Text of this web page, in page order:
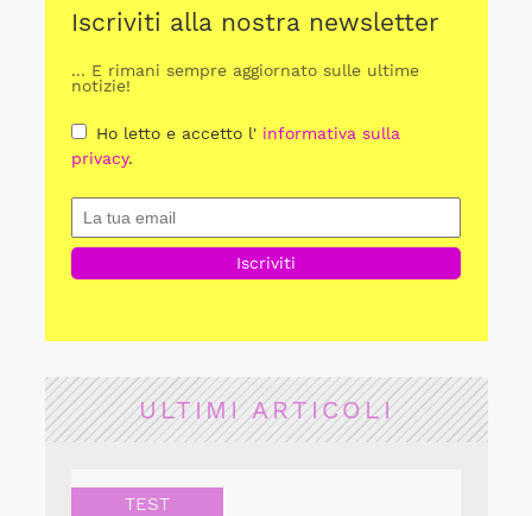
Iscriviti alla nostra newsletter
... E rimani sempre aggiornato sulle ultime
notizie!
Ho letto e accetto l' informativa sulla
privacy.
ULTIMI ARTICOLI
TEST